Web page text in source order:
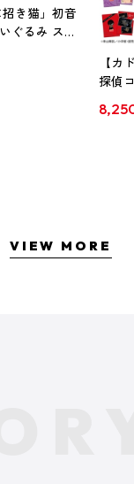
招き猫」初音
ぐるみ スタ
【カ
探偵
クリ
VIEW MORE